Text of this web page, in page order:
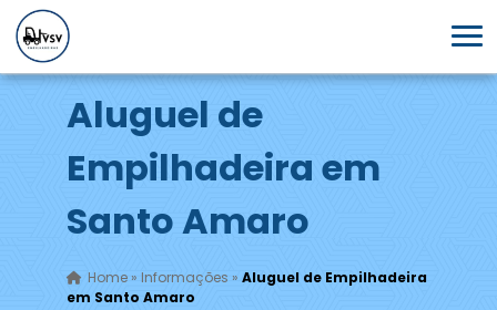
Aluguel de
Empilhadeira em
Santo Amaro
Home» Informações » Aluguel de Empilhadeira
em Santo Amaro